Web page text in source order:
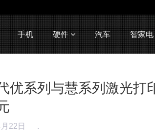
手机 硬件 汽车 智家电
优系列与慧系列激光打
22日 .